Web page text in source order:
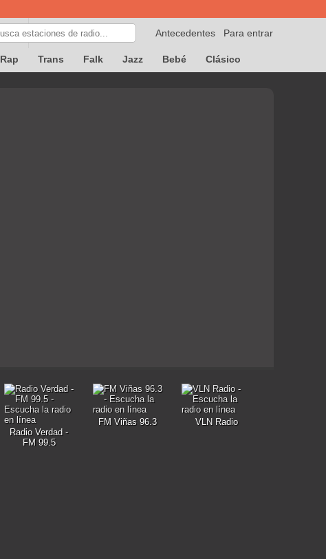
Para entrar
Antecedentes
Rap Trans Falk Jazz Bebé Clásico
Radio Verdad -
FM 99.5
FM Viñas 96.3 VLN Radio